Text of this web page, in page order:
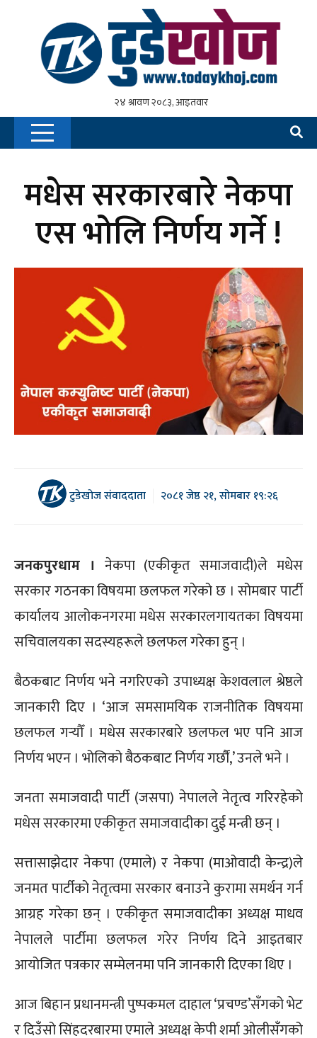
मधेस सरकारबारे नेकपा
एस भोलि निर्णय गर्ने !
टुडेखोज संवाददाता २०८१ जेष्ठ २१, सोमबार १९:२६
जनकपुरधाम । नेकपा (एकीकृत समाजवादी)ले मधेस
सरकार गठनका विषयमा छलफल गरेको छ । सोमबार पार्टी
कार्यालय आलोकनगरमा मधेस सरकारलगायतका विषयमा
सचिवालयका सदस्यहरूले छलफल गरेका हुन् ।
बैठकबाट निर्णय भने नगरिएको उपाध्यक्ष केशवलाल श्रेष्ठले
जानकारी दिए । ‘आज समसामयिक राजनीतिक विषयमा
छलफल गर्‍यौँ । मधेस सरकारबारे छलफल भए पनि आज
निर्णय भएन । भोलिको बैठकबाट निर्णय गर्छौं,’ उनले भने ।
जनता समाजवादी पार्टी (जसपा) नेपालले नेतृत्व गरिरहेको
मधेस सरकारमा एकीकृत समाजवादीका दुई मन्त्री छन् ।
सत्तासाझेदार नेकपा (एमाले) र नेकपा (माओवादी केन्द्र)ले
जनमत पार्टीको नेतृत्वमा सरकार बनाउने कुरामा समर्थन गर्न
आग्रह गरेका छन् । एकीकृत समाजवादीका अध्यक्ष माधव
नेपालले पार्टीमा छलफल गरेर निर्णय दिने आइतबार
आयोजित पत्रकार सम्मेलनमा पनि जानकारी दिएका थिए ।
आज बिहान प्रधानमन्त्री पुष्पकमल दाहाल ‘प्रचण्ड’सँगको भेट
र दिउँसो सिंहदरबारमा एमाले अध्यक्ष केपी शर्मा ओलीसँगको